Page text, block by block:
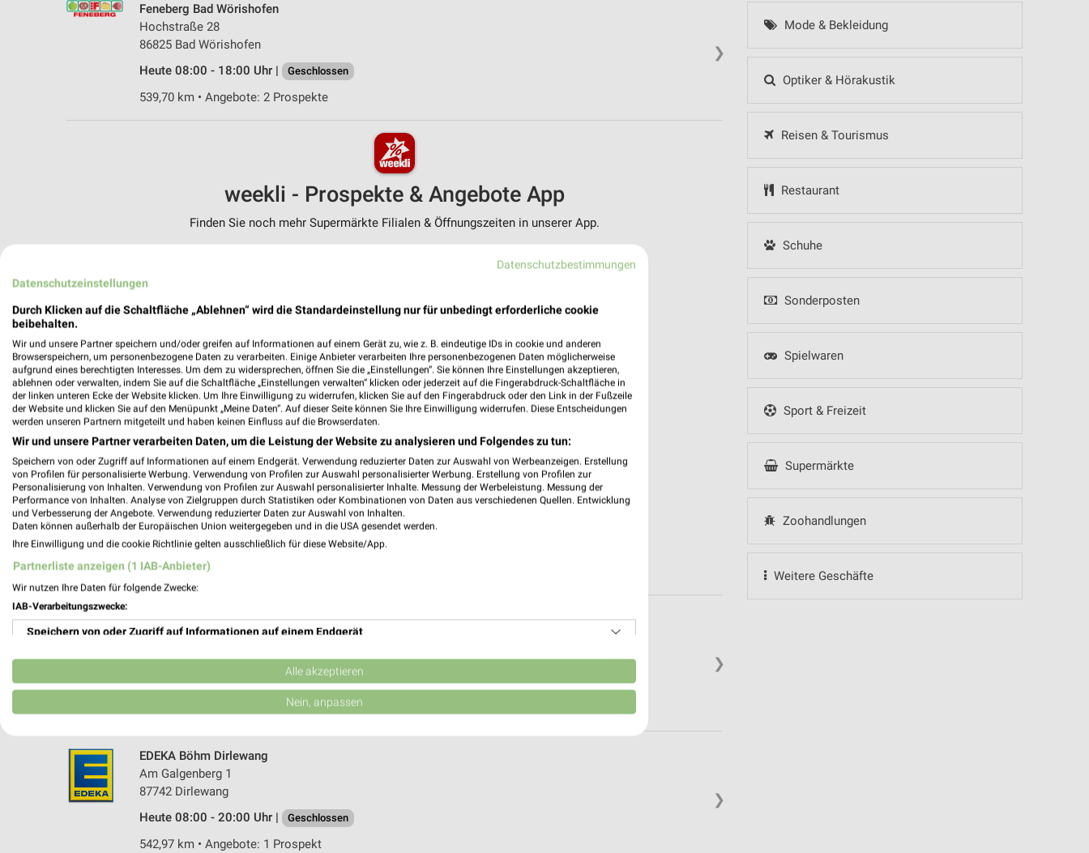
Mode & Bekleidung
Optiker & Hörakustik
Reisen & Tourismus
Restaurant
Schuhe
Sonderposten
Spielwaren
Sport & Freizeit
Supermärkte
Zoohandlungen
Weitere Geschäfte
❯
Feneberg Bad Wörishofen
Hochstraße 28
86825 Bad Wörishofen
Heute 08:00 - 18:00 Uhr |
Geschlossen
539,70 km • Angebote: 2 Prospekte
weekli - Prospekte & Angebote App
Finden Sie noch mehr Supermärkte Filialen & Öffnungszeiten in unserer App.
✔Einkaufsliste - Einkauf stressfrei planen
Nutze weekli auch mobil – App jetzt laden oder QR-Code scannen.
❯
V-Markt Bad Wörishofen
Gottlieb-Daimler-Straße 15
86825 Bad Wörishofen
Heute 08:00 - 20:00 Uhr | Geschlossen
❯
EDEKA Böhm Dirlewang
Am Galgenberg 1
87742 Dirlewang
Heute 08:00 - 20:00 Uhr |
Geschlossen
542,97 km • Angebote: 1 Prospekt
Datenschutzbestimmungen
Datenschutzeinstellungen
Durch Klicken auf die Schaltfläche „Ablehnen“ wird die Standardeinstellung nur für unbedingt erforderliche cookie
beibehalten.
Wir und unsere Partner speichern und/oder greifen auf Informationen auf einem Gerät zu, wie z. B. eindeutige IDs in cookie und anderen
Browserspeichern, um personenbezogene Daten zu verarbeiten. Einige Anbieter verarbeiten Ihre personenbezogenen Daten möglicherweise
aufgrund eines berechtigten Interesses. Um dem zu widersprechen, öffnen Sie die „Einstellungen“. Sie können Ihre Einstellungen akzeptieren,
ablehnen oder verwalten, indem Sie auf die Schaltfläche „Einstellungen verwalten“ klicken oder jederzeit auf die Fingerabdruck-Schaltfläche in
der linken unteren Ecke der Website klicken. Um Ihre Einwilligung zu widerrufen, klicken Sie auf den Fingerabdruck oder den Link in der Fußzeile
der Website und klicken Sie auf den Menüpunkt „Meine Daten“. Auf dieser Seite können Sie Ihre Einwilligung widerrufen. Diese Entscheidungen
werden unseren Partnern mitgeteilt und haben keinen Einfluss auf die Browserdaten.
Wir und unsere Partner verarbeiten Daten, um die Leistung der Website zu analysieren und Folgendes zu tun:
Speichern von oder Zugriff auf Informationen auf einem Endgerät. Verwendung reduzierter Daten zur Auswahl von Werbeanzeigen. Erstellung
von Profilen für personalisierte Werbung. Verwendung von Profilen zur Auswahl personalisierter Werbung. Erstellung von Profilen zur
Personalisierung von Inhalten. Verwendung von Profilen zur Auswahl personalisierter Inhalte. Messung der Werbeleistung. Messung der
Performance von Inhalten. Analyse von Zielgruppen durch Statistiken oder Kombinationen von Daten aus verschiedenen Quellen. Entwicklung
und Verbesserung der Angebote. Verwendung reduzierter Daten zur Auswahl von Inhalten.
Daten können außerhalb der Europäischen Union weitergegeben und in die USA gesendet werden.
Ihre Einwilligung und die cookie Richtlinie gelten ausschließlich für diese Website/App.
Partnerliste anzeigen (1 IAB-Anbieter)
Wir nutzen Ihre Daten für folgende Zwecke:
IAB-Verarbeitungszwecke:
Speichern von oder Zugriff auf Informationen auf einem Endgerät
Verwendung reduzierter Daten zur Auswahl von Werbeanzeigen
Erstellung von Profilen für personalisierte Werbung
Erstellung von Profilen zur Personalisierung von Inhalten
Verwendung von Profilen zur Auswahl personalisierter Inhalte
Alle akzeptieren
Nein, anpassen